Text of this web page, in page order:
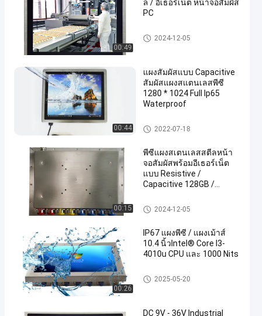
00:49
ล / อีเธอร์เน็ต หน้าจอสัมผัส
PC
แผงสเตนเลสสตีล
2024-12-05
00:44
แผงสัมผัสแบบ Capacitive
สัมผัสแผงสแตนเลสพีซี
1280 * 1024 Full Ip65
Waterproof
แผงสเตนเลสสตีล
2022-07-18
00:15
พีซีแผงสเตนเลสสตีลหน้า
จอสัมผัสพร้อมอีเธอร์เน็ต
แบบ Resistive /
Capacitive 128GB /
แผงสเตนเลสสตีล
2024-12-05
00:26
IP67 แผงพีซี / แผงเม้าส์
10.4 นิ้วIntel® Core I3-
4010u CPU และ 1000 Nits
แผงสเตนเลสสตีล
2025-05-20
DC 9V - 36V Industrial